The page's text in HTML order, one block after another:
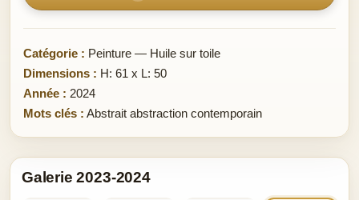
Catégorie : Peinture — Huile sur toile
Dimensions : H: 61 x L: 50
Année : 2024
Mots clés : Abstrait abstraction contemporain
Galerie 2023-2024